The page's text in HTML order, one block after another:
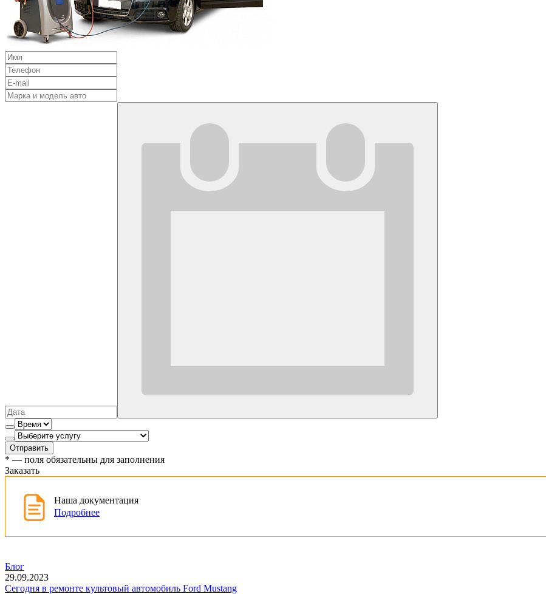
Отправить
* — поля обязательны для заполнения
Заказать
Наша документация
Подробнее
Блог
29.09.2023
Сегодня в ремонте культовый автомобиль Ford Mustang